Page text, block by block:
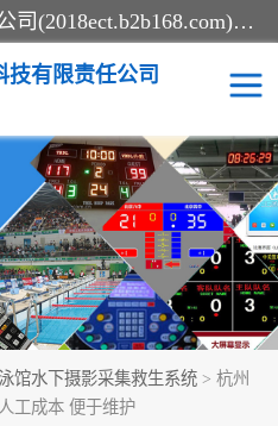
北京易彩通科技有限责任公司(2018ect.b2b168.com)主要提供陕西计时记分系统，全国统一热线：15611947915.北京易彩通科技有限责任公司有一支长期从事智能控制系统研发的高素质的队伍，具有嵌入式系统，视频系统、通信系统、网络系统，体育计时系统的知识和技能。强力打造体育比赛计时计分系统、智能升降旗系统、标准时钟系统、赛事编排及信息发布系统，为用户提供较新的，较廉价的，应用解决方案。
技有限责任公司
馆水下摄影采集救生系统 > 杭州
工成本 便于维护
游泳计时系统
GPS同步时钟系统
计时记分系统
游泳馆水下摄影采集救生